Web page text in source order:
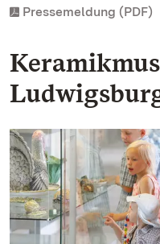
Pressemeldung (PDF)